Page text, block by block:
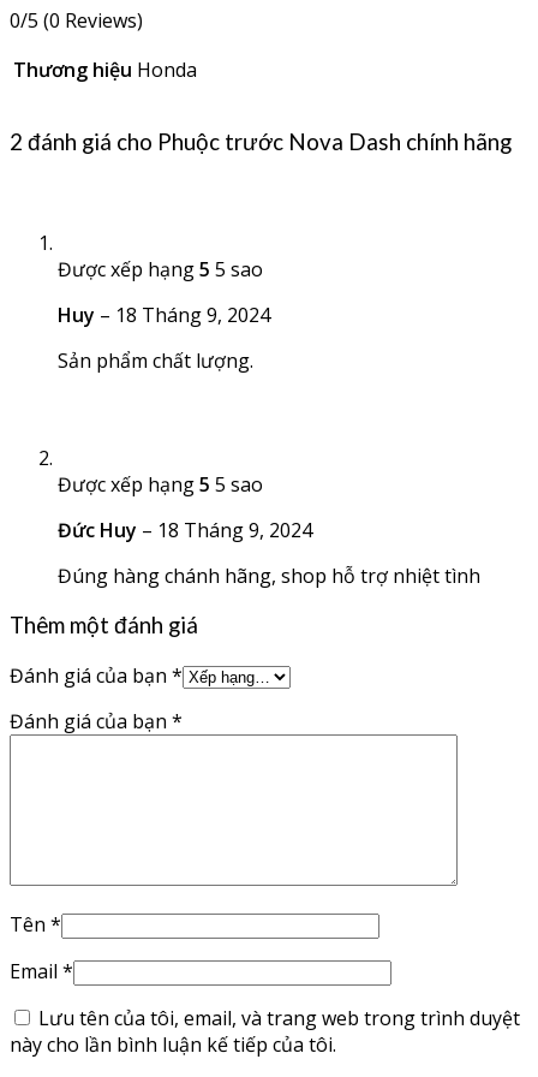
0/5 (0 Reviews)
Thương hiệu Honda
2 đánh giá cho Phuộc trước Nova Dash chính hãng
Được xếp hạng5 5 sao
Huy – 18 Tháng 9, 2024
Sản phẩm chất lượng.
Được xếp hạng5 5 sao
Đức Huy – 18 Tháng 9, 2024
Đúng hàng chánh hãng, shop hỗ trợ nhiệt tình
Thêm một đánh giá
Đánh giá của bạn *
Đánh giá của bạn *
Tên *
Email *
Lưu tên của tôi, email, và trang web trong trình duyệt
này cho lần bình luận kế tiếp của tôi.